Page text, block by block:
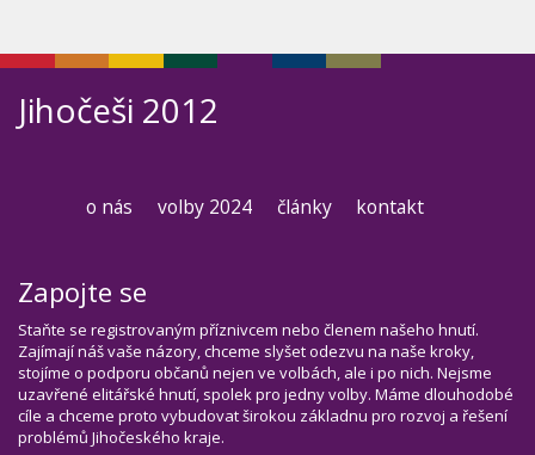
Jihočeši 2012
o nás volby 2024 články kontakt
Zapojte se
Staňte se registrovaným příznivcem nebo členem našeho hnutí.
Zajímají náš vaše názory, chceme slyšet odezvu na naše kroky,
stojíme o podporu občanů nejen ve volbách, ale i po nich. Nejsme
uzavřené elitářské hnutí, spolek pro jedny volby. Máme dlouhodobé
cíle a chceme proto vybudovat širokou základnu pro rozvoj a řešení
problémů Jihočeského kraje.